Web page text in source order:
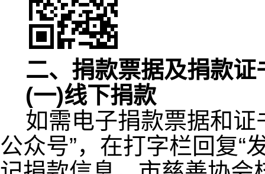
二、捐款票据及捐款证
(一)线下捐款
如需电子捐款票据和证
公众号”，在打字栏回复“